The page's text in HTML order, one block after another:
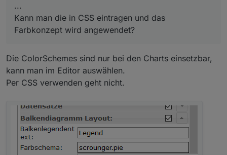
Falls es bereits einen Thread dazu gab, wäre ein Link
super.
Vielen Dank für die Hilfe.
Grüße B4n4n3
...
Kann man die in CSS eintragen und das
Farbkonzept wird angewendet?
Die ColorSchemes sind nur bei den Charts einsetzbar,
kann man im Editor auswählen.
Per CSS verwenden geht nicht.